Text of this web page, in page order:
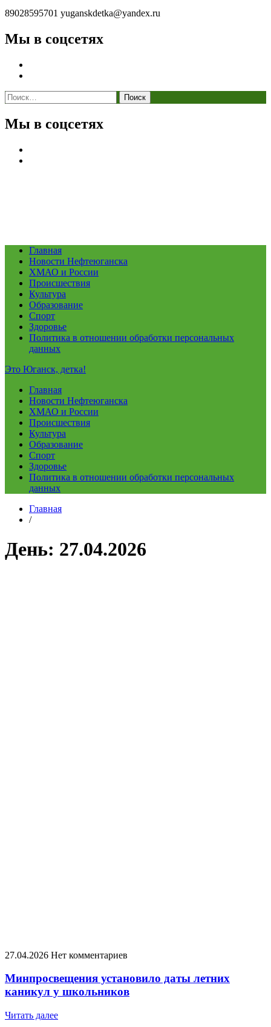
89028595701 yuganskdetka@yandex.ru
Мы в соцсетях
Найти:
Мы в соцсетях
Главная
Новости Нефтеюганска
ХМАО и России
Происшествия
Культура
Образование
Спорт
Здоровье
Политика в отношении обработки персональных
данных
Это Юганск, детка!
Главная
Новости Нефтеюганска
ХМАО и России
Происшествия
Культура
Образование
Спорт
Здоровье
Политика в отношении обработки персональных
данных
Главная
/
День: 27.04.2026
27.04.2026 Нет комментариев
Минпросвещения установило даты летних
каникул у школьников
Читать далее